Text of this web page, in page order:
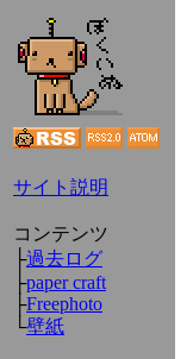
サイト説明
コンテンツ
├過去ログ
├paper craft
├Freephoto
└壁紙